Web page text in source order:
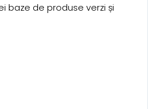
baze de produse verzi și